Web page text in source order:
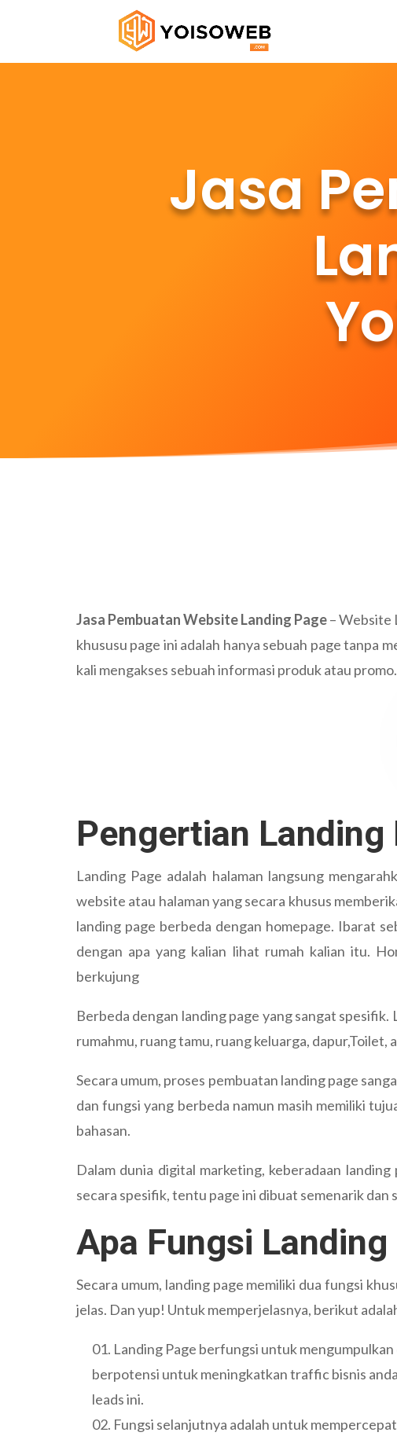
Jasa
Jasa Pembuatan Website Landing Page– Website
khususu page ini adalah hanya sebuah page tanpa
kali mengakses sebuah informasi produk atau promo.
Pengertian Landing
Landing Page adalah halaman langsung
website atau halaman yang secara khusus
landing page berbeda dengan homepage. Ibarat
dengan apa yang kalian lihat rumah kalian itu.
berkujung
Berbeda dengan landing page yang sangat
rumahmu, ruang tamu, ruang keluarga,
Secara umum, proses pembuatan landing page
dan fungsi yang berbeda namun masih memiliki
bahasan.
Dalam dunia digital marketing, keberadaan
secara spesifik, tentu page ini dibuat semenarik
Apa Fungsi Landing
Secara umum, landing page memiliki dua fungsi
jelas. Dan yup! Untuk memperjelasnya, berikut
Landing Page berfungsi untuk
berpotensi untuk meningkatkan traffic bisnis
leads ini.
Fungsi selanjutnya adalah untuk